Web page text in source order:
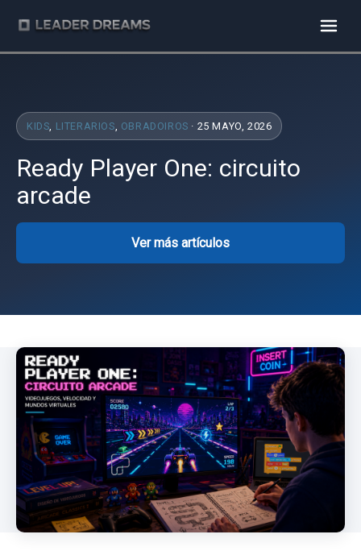
KIDS, LITERARIOS, OBRADOIROS · 25 MAYO, 2026
Ready Player One: circuito
arcade
Ver más artículos